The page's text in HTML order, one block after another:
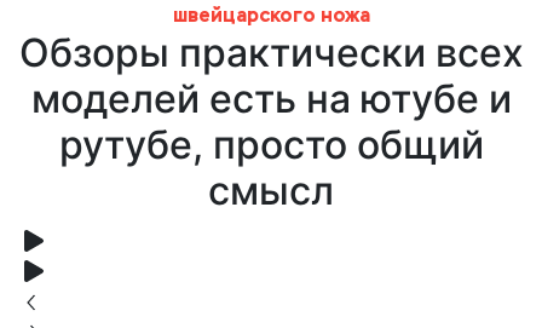
швейцарского ножа
Обзоры практически всех
моделей есть на ютубе и
рутубе, просто общий
смысл